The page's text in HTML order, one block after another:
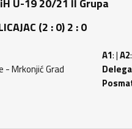
U-19 20/21 II Grupa
(2 : 0) 2 : 0
- Mrkonjić Grad
A1: |A2: